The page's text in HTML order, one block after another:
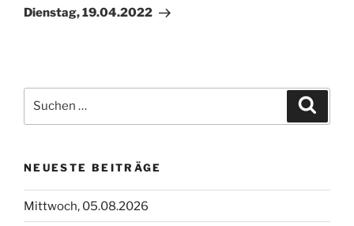
Beitrag
Dienstag, 19.04.2022
nach:
NEUESTE BEITRÄGE
Mittwoch, 05.08.2026